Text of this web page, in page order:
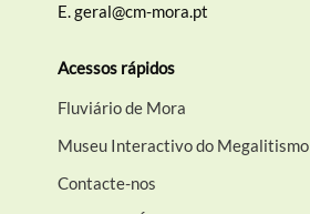
E.geral@cm-mora.pt
Acessos rápidos
Fluviário de Mora
Museu Interactivo do Megalitismo
Contacte-nos